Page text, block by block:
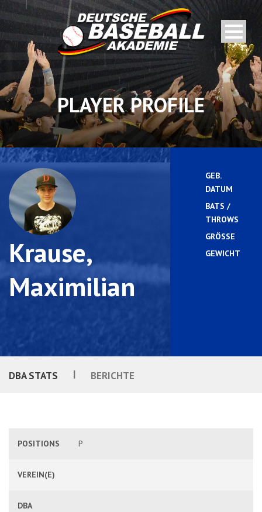
PLAYER PROFILE
Krause,
Maximilian
GEB.
DATUM
BATS /
THROWS
GRÖSSE
GEWICHT
DBA STATS | BERICHTE
POSITIONS P
VEREIN(E)
DBA